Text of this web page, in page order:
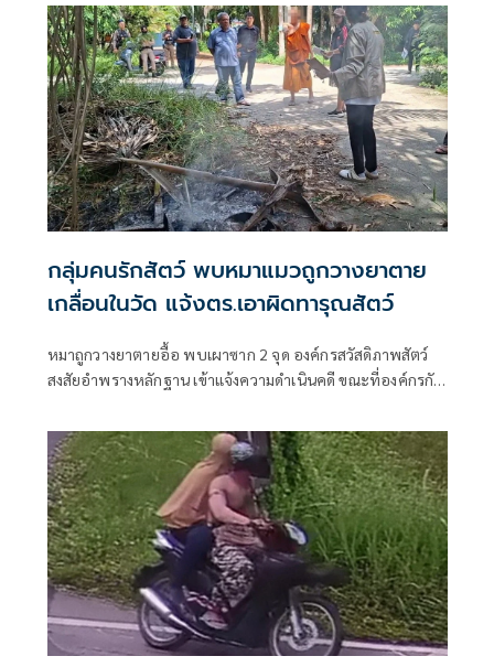
กลุ่มคนรักสัตว์ พบหมาแมวถูกวางยาตาย
เกลื่อนในวัด แจ้งตร.เอาผิดทารุณสัตว์
หมาถูกวางยาตายอื้อ พบเผาซาก 2 จุด องค์กรสวัสดิภาพสัตว์
สงสัยอำพรางหลักฐาน เข้าแจ้งความดำเนินคดี ขณะที่องค์กรกับ